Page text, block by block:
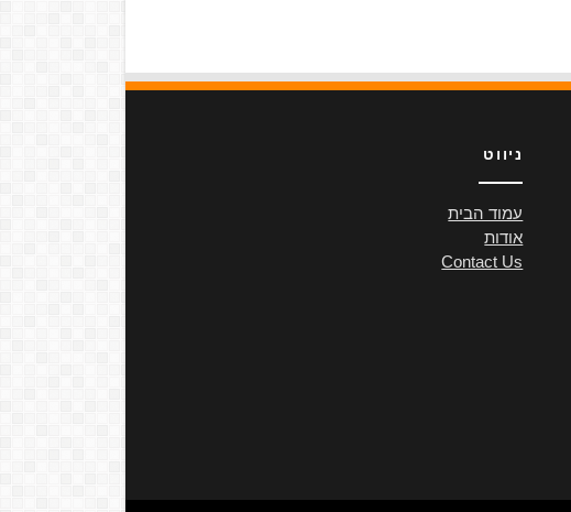
ניווט
עמוד הבית
אודות
Contact Us